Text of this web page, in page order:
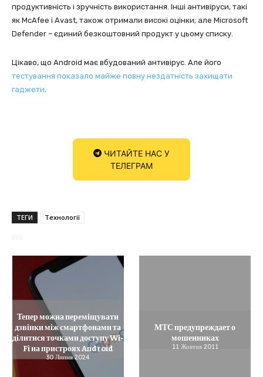
продуктивність і зручність використання. Інші антивіруси, такі
як McAfee і Avast, також отримали високі оцінки; але Microsoft
Defender – єдиний безкоштовний продукт у цьому списку.
Цікаво, що Android має вбудований антивірус. Але його
тестування показало майже повну нездатність захищати
гаджети
ЧИТАЙТЕ НАС У
ТЕЛЕГРАМ
ТЕГИ Технології
Тепер можна переміщувати
дзвінки між смартфонами та
ділитися точками доступу Wi-
Fi на пристроях Android
30 Липня 2024
МТС предупреждает о
мошенниках
11 Жовтня 2011